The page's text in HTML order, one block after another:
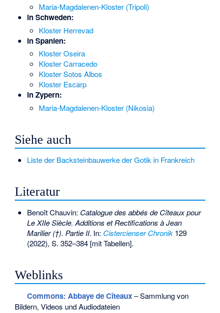
Maria-Magdalenen-Kloster (Tripoli)
in Schweden:
Kloster Herrevad
in Spanien:
Kloster Oseira
Kloster Carracedo
Kloster Sotos Albos
Kloster Escarp
in Zypern:
Maria-Magdalenen-Kloster (Nikosia)
Siehe auch
Liste der Backsteinbauwerke der Gotik in Frankreich
Literatur
Benoît Chauvin: Catalogue des abbés de Cîteaux pour
Le XIIe Siècle. Additions et Rectifications à Jean
Marilier (†). Partie II. In: Cistercienser Chronik129
(2022), S. 352–384 [mit Tabellen].
Weblinks
Commons: Abbaye de Cîteaux– Sammlung von
Bildern, Videos und Audiodateien